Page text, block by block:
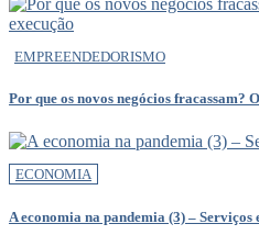
EMPREENDEDORISMO
Por que os novos negócios fracassam?
ECONOMIA
A economia na pandemia (3) – Serviços